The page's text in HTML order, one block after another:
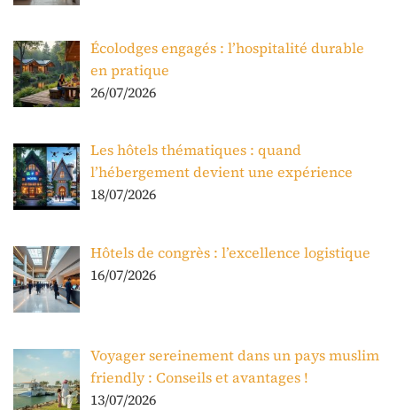
Écolodges engagés : l’hospitalité durable
en pratique
26/07/2026
Les hôtels thématiques : quand
l’hébergement devient une expérience
18/07/2026
Hôtels de congrès : l’excellence logistique
16/07/2026
Voyager sereinement dans un pays muslim
friendly : Conseils et avantages !
13/07/2026